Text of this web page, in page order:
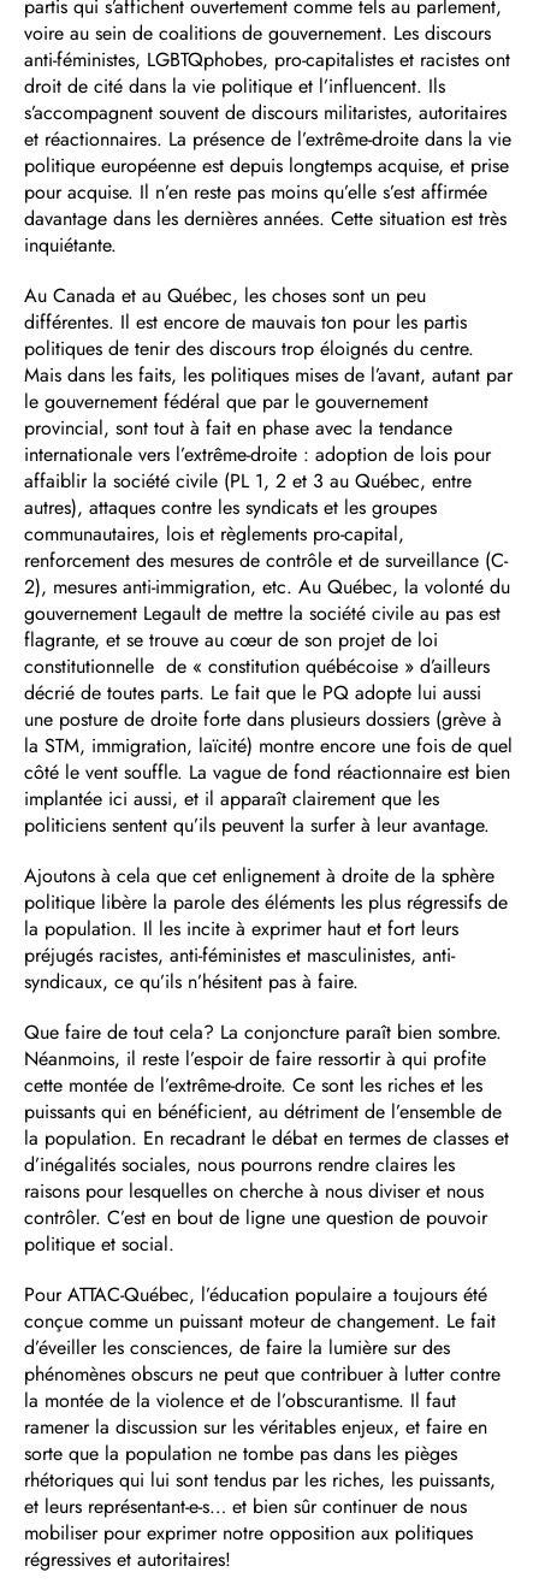
partis qui s’affichent ouvertement comme tels au parlement,
voire au sein de coalitions de gouvernement. Les discours
anti-féministes, LGBTQphobes, pro-capitalistes et racistes ont
droit de cité dans la vie politique et l’influencent. Ils
s’accompagnent souvent de discours militaristes, autoritaires
et réactionnaires. La présence de l’extrême-droite dans la vie
politique européenne est depuis longtemps acquise, et prise
pour acquise. Il n’en reste pas moins qu’elle s’est affirmée
davantage dans les dernières années. Cette situation est très
inquiétante.
Au Canada et au Québec, les choses sont un peu
différentes. Il est encore de mauvais ton pour les partis
politiques de tenir des discours trop éloignés du centre.
Mais dans les faits, les politiques mises de l’avant, autant par
le gouvernement fédéral que par le gouvernement
provincial, sont tout à fait en phase avec la tendance
internationale vers l’extrême-droite : adoption de lois pour
affaiblir la société civile (PL 1, 2 et 3 au Québec, entre
autres), attaques contre les syndicats et les groupes
communautaires, lois et règlements pro-capital,
renforcement des mesures de contrôle et de surveillance (C-
2), mesures anti-immigration, etc. Au Québec, la volonté du
gouvernement Legault de mettre la société civile au pas est
flagrante, et se trouve au cœur de son projet de loi
constitutionnelle de « constitution québécoise » d’ailleurs
décrié de toutes parts. Le fait que le PQ adopte lui aussi
une posture de droite forte dans plusieurs dossiers (grève à
la STM, immigration, laïcité) montre encore une fois de quel
côté le vent souffle. La vague de fond réactionnaire est bien
implantée ici aussi, et il apparaît clairement que les
politiciens sentent qu’ils peuvent la surfer à leur avantage.
Ajoutons à cela que cet enlignement à droite de la sphère
politique libère la parole des éléments les plus régressifs de
la population. Il les incite à exprimer haut et fort leurs
préjugés racistes, anti-féministes et masculinistes, anti-
syndicaux, ce qu’ils n’hésitent pas à faire.
Que faire de tout cela? La conjoncture paraît bien sombre.
Néanmoins, il reste l’espoir de faire ressortir à qui profite
cette montée de l’extrême-droite. Ce sont les riches et les
puissants qui en bénéficient, au détriment de l’ensemble de
la population. En recadrant le débat en termes de classes et
d’inégalités sociales, nous pourrons rendre claires les
raisons pour lesquelles on cherche à nous diviser et nous
contrôler. C’est en bout de ligne une question de pouvoir
politique et social.
Pour ATTAC-Québec, l’éducation populaire a toujours été
conçue comme un puissant moteur de changement. Le fait
d’éveiller les consciences, de faire la lumière sur des
phénomènes obscurs ne peut que contribuer à lutter contre
la montée de la violence et de l’obscurantisme. Il faut
ramener la discussion sur les véritables enjeux, et faire en
sorte que la population ne tombe pas dans les pièges
rhétoriques qui lui sont tendus par les riches, les puissants,
et leurs représentant-e-s… et bien sûr continuer de nous
mobiliser pour exprimer notre opposition aux politiques
régressives et autoritaires!